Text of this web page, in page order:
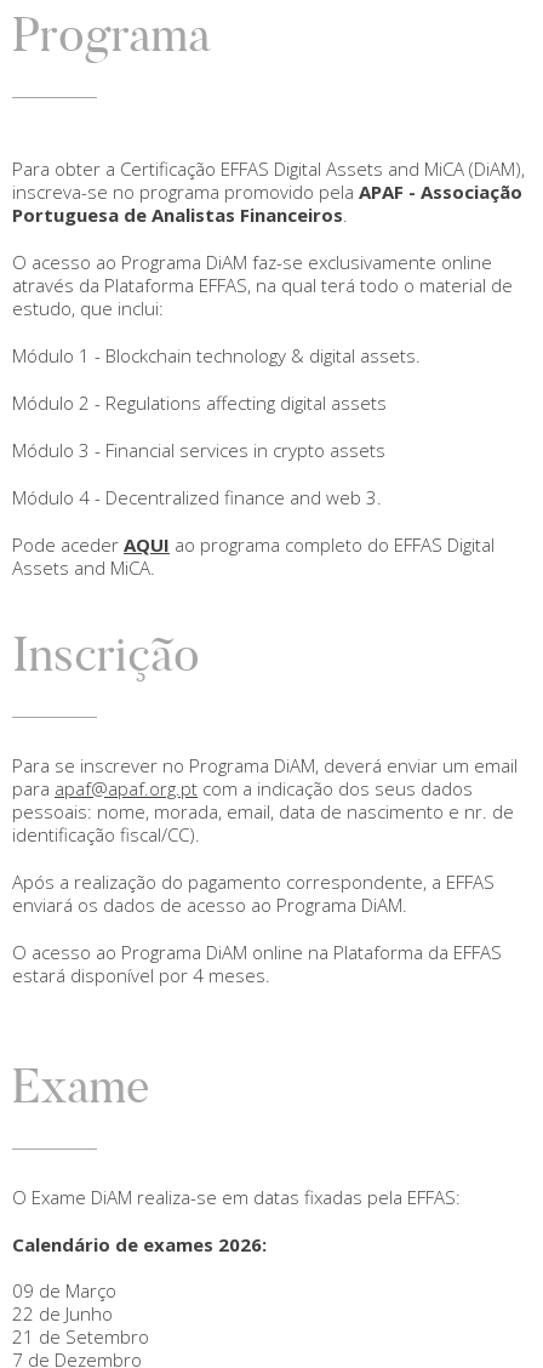
Programa
Para obter a Certificação EFFAS Digital Assets and MiCA (DiAM),
inscreva-se no programa promovido pela APAF - Associação
Portuguesa de Analistas Financeiros.
O acesso ao Programa DiAM faz-se exclusivamente online
através da Plataforma EFFAS, na qual terá todo o material de
estudo, que inclui:
Módulo 1 - Blockchain technology & digital assets.
Módulo 2 - Regulations affecting digital assets
Módulo 3 - Financial services in crypto assets
Módulo 4 - Decentralized finance and web 3.
Pode aceder AQUI ao programa completo do EFFAS Digital
Assets and MiCA.
Inscrição
Para se inscrever no Programa DiAM, deverá enviar um email
para apaf@apaf.org.pt com a indicação dos seus dados
pessoais: nome, morada, email, data de nascimento e nr. de
identificação fiscal/CC).
Após a realização do pagamento correspondente, a EFFAS
enviará os dados de acesso ao Programa DiAM.
O acesso ao Programa DiAM online na Plataforma da EFFAS
estará disponível por 4 meses.
Exame
O Exame DiAM realiza-se em datas fixadas pela EFFAS:
Calendário de exames 2026:
09 de Março
22 de Junho
21 de Setembro
7 de Dezembro